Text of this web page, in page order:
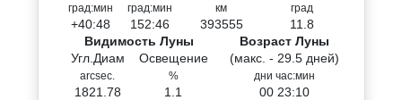
град:мин
+40:48
град:мин
152:46
км
393555
град
11.8
Видимость Луны
Угл.Диам
arcsec.
1821.78
Освещение
%
1.1
Возраст Луны
(макс. - 29.5 дней)
дни час:мин
00 23:10